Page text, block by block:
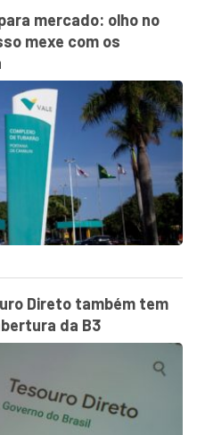
mercado: olho no
mexe com os
Direto também tem
da B3